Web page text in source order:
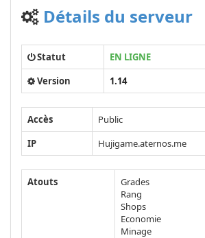
Détails du serveur
Statut
EN LIGNE
Version
1.14
Accès
Public
IP
Hujigame.aternos.me
Atouts
Grades
Rang
Shops
Economie
Minage